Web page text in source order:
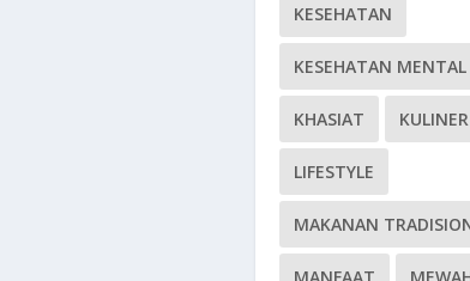
KESEHATAN
KESEHATAN MENTAL
KHASIAT KULINER
LIFESTYLE
MAKANAN